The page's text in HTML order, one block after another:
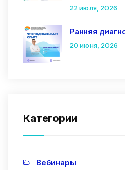
22 июля, 2026
Ранняя
20 июня, 2026
Категории
Вебинары